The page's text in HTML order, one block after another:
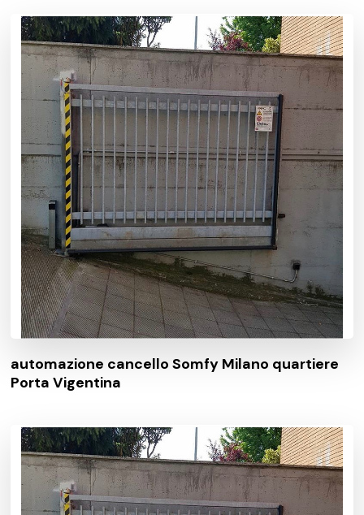
automazione cancello Somfy Milano quartiere
Porta Vigentina